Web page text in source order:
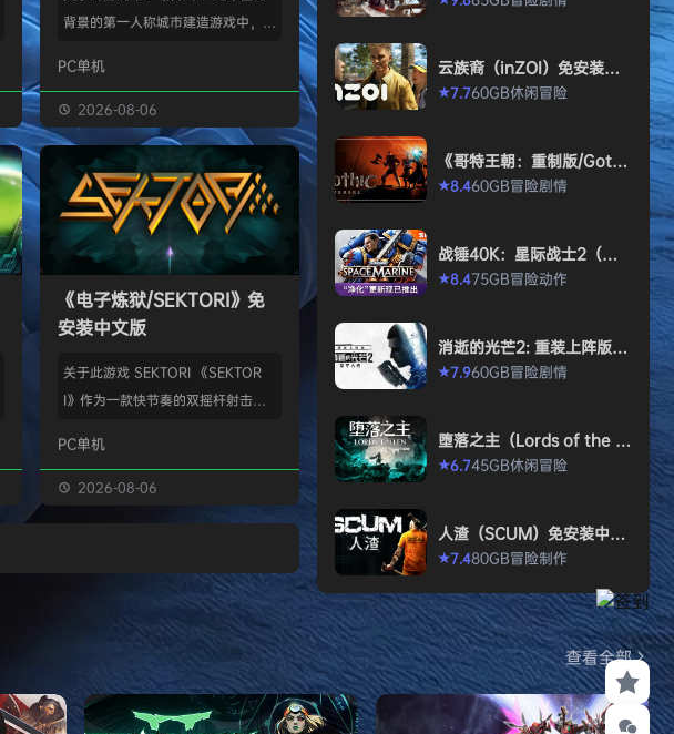
背景的第一人称城市建造游戏中，规
的工匠起步，循序渐进地规划、生产
并筑起宏伟建筑。管理村民，搭建生
产链，打磨物流，让你的村落以自己
的节奏繁荣发展——无压力，并享受
精巧系统带来的成就感。 探索三大
区域——山间隘口、沙漠平原与肥沃
河谷——各自拥有独特资源、挑战与
令人忍不住截图的景致。地貌不仅是
背景；它会塑造你的策略与可达成的
目标。发掘古老工…
PC单机
2026-08-06
《电子炼狱/SEKTORI》免
安装中文版
关于此游戏 SEKTORI 《SEKTOR
I》作为一款快节奏的双摇杆射击游
慎选择升级项目，打造强大的构筑，
置身风云变幻的战场，迎战源源不断
地敌人和恢弘的头目。这款游戏需要
进入完全不同的意识状态。 玩法简
洁纯粹，单局游戏耗时较短，大量挑
战，重玩度很高。 游戏特色 战役模
式包含五个世界，关卡动态变化，敌
人种…
PC单机
2026-08-06
eed Black Flag Resynced
云族裔（inZOI）免安装中
文版
★7.760GB休闲冒险
《哥特王朝：重制版/Gothi
c 1 Remake》免安装中文
版
★8.460GB冒险剧情
战锤40K：星际战士2（Wa
rhammer 40,000: Space
Marine 2）免安装中文版
★8.475GB冒险动作
消逝的光芒2: 重装上阵版
（Dying Light 2 Stay Hu
man: Reloaded Edition）
★7.960GB冒险剧情
堕落之主（Lords of the F
allen）免安装中文版
★6.745GB休闲冒险
人渣（SCUM）免安装中文
版
★7.480GB冒险制作
查看全部